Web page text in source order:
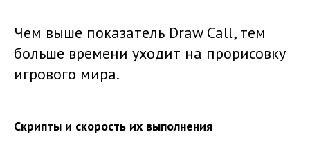
Чем выше показатель Draw Call, тем
больше времени уходит на прорисовку
игрового мира.
Скрипты и скорость их выполнения